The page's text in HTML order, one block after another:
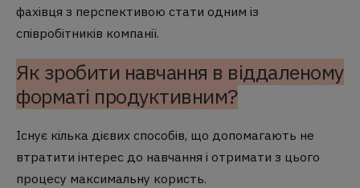
фахівця з перспективою стати одним із
співробітників компанії.
Як зробити навчання в віддаленому
форматі продуктивним?
Існує кілька дієвих способів, що допомагають не
втратити інтерес до навчання і отримати з цього
процесу максимальну користь.